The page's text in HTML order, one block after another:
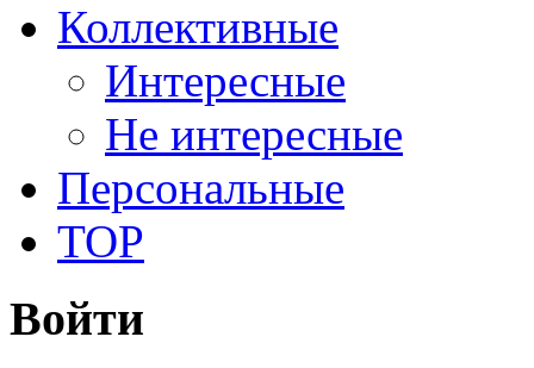
Коллективные
Интересные
Не интересные
Персональные
TOP
Войти